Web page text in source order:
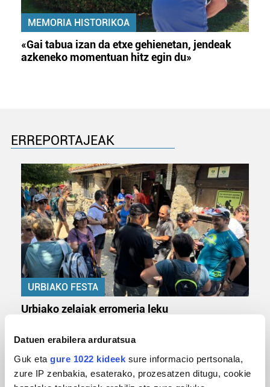
Datuen erabilera arduratsua
Guk eta gure 1022 kideek sure informacio pertsonala,
zure IP zenbakia, esaterako, prozesatzen ditugu, cookie
MEMORIA HISTORIKOA
«Gai tabua izan da etxe gehienetan, jendeak
azkeneko momentuan hitz egin du»
ERREPORTAJEAK
URBIAKO FESTA
Urbiako zelaiak erromeria leku